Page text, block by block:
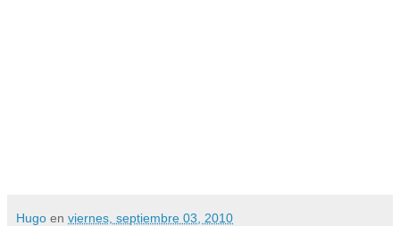
Hugo en viernes, septiembre 03, 2010